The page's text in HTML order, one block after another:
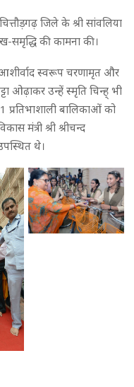
जिले के श्री सांवलिया
समृद्धि की कामना की।
स्वरूप चरणामृत और
ओढ़ाकर उन्हें स्मृति चिन्ह् भी
प्रतिभाशाली बालिकाओं को
मंत्री श्री श्रीचन्द
थे।